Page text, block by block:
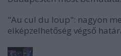
"Au cul du loup": nagyon
elképzelhetőség végső